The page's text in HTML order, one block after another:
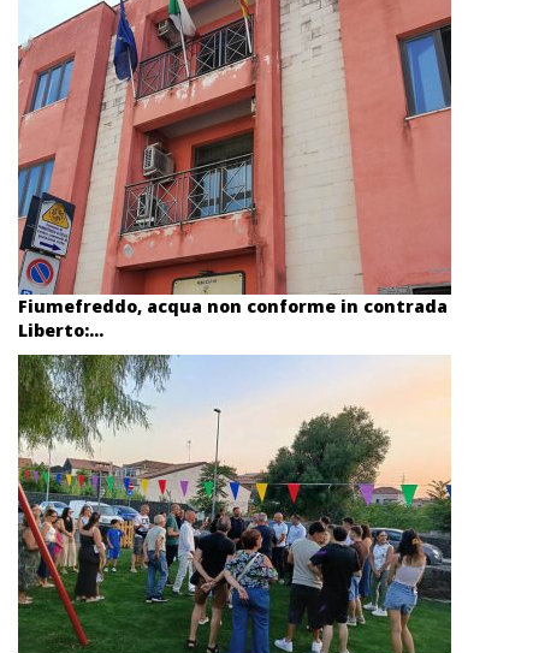
Fiumefreddo, acqua non conforme in contrada
Liberto:...